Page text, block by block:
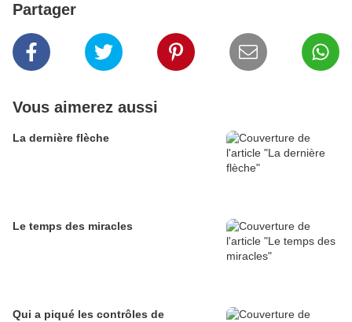
Partager
Vous aimerez aussi
La dernière flèche
Le temps des miracles
Qui a piqué les contrôles de